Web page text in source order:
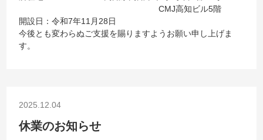
CMJ高知ビル5階
開設日：令和7年11月28日
今後とも変わらぬご支援を賜りますようお願い申し上げま
す。
2025.12.04
休業のお知らせ